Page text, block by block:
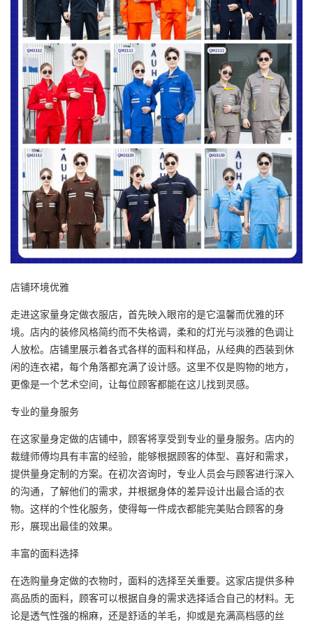
店铺环境优雅
走进这家量身定做衣服店，首先映入眼帘的是它温馨而优雅的环
境。店内的装修风格简约而不失格调，柔和的灯光与淡雅的色调让
人放松。店铺里展示着各式各样的面料和样品，从经典的西装到休
闲的连衣裙，每个角落都充满了设计感。这里不仅是购物的地方，
更像是一个艺术空间，让每位顾客都能在这儿找到灵感。
专业的量身服务
在这家量身定做的店铺中，顾客将享受到专业的量身服务。店内的
裁缝师傅均具有丰富的经验，能够根据顾客的体型、喜好和需求，
提供量身定制的方案。在初次咨询时，专业人员会与顾客进行深入
的沟通，了解他们的需求，并根据身体的差异设计出最合适的衣
物。这样的个性化服务，使得每一件成衣都能完美贴合顾客的身
形，展现出最佳的效果。
丰富的面料选择
在选购量身定做的衣物时，面料的选择至关重要。这家店提供多种
高品质的面料，顾客可以根据自身的需求选择适合自己的材料。无
论是透气性强的棉麻，还是舒适的羊毛，抑或是充满高档感的丝